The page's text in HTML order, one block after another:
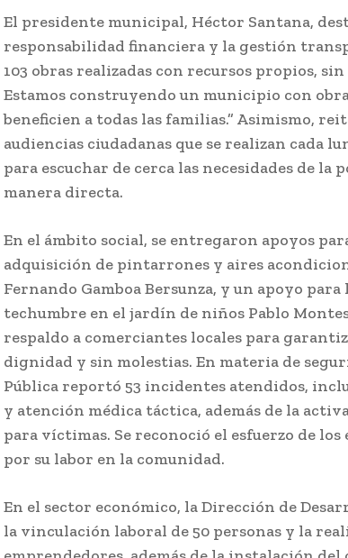
El presidente municipal, Héctor Santana,
responsabilidad financiera y la gestión
103 obras realizadas con recursos propios,
Estamos construyendo un municipio con
beneficien a todas las familias.” Asimismo,
audiencias ciudadanas que se realizan cada
para escuchar de cerca las necesidades de la
manera directa.
En el ámbito social, se entregaron apoyos
adquisición de pintarrones y aires
Fernando Gamboa Bersunza, y un apoyo
techumbre en el jardín de niños Pablo
respaldo a comerciantes locales para
dignidad y sin molestias. En materia de
Pública reportó 53 incidentes atendidos,
y atención médica táctica, además de la
para víctimas. Se reconoció el esfuerzo de
por su labor en la comunidad.
En el sector económico, la Dirección de
la vinculación laboral de 50 personas y la